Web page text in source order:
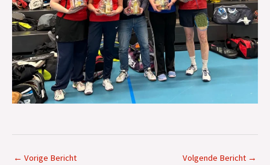
← Vorige Bericht Volgende Bericht →